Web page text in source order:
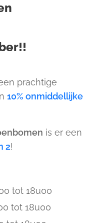
prachtige
10% onmiddellijke
is er een
2!
tot 18u00
tot 18u00